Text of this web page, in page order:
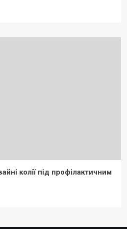
колії під профілактичним